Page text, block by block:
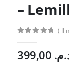
–
( Il